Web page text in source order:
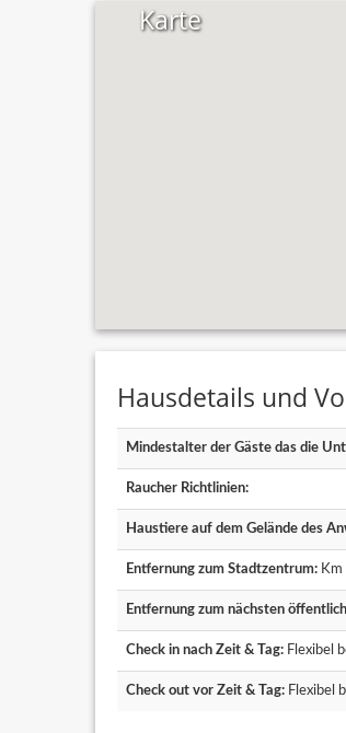
Karte
Hausdetails und
Mindestalter der Gäste das die
Raucher Richtlinien:
Haustiere auf dem Gelände des
Entfernung zum Stadtzentrum: Km
Entfernung zum nächsten
Check in nach Zeit & Tag: Flexibel
Check out vor Zeit & Tag: Flexibel